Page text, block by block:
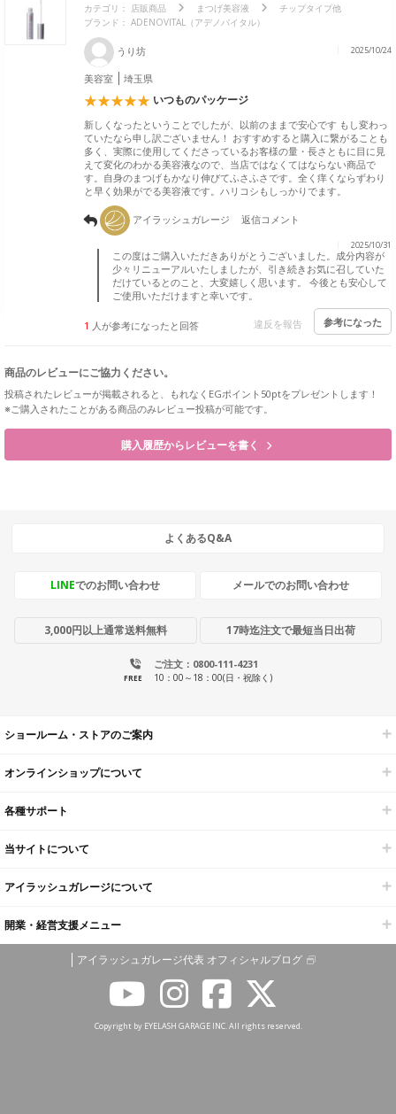
カテゴリ： 店販商品 まつげ美容液
チップタイプ他
ブランド： ADENOVITAL（アデノバイタル）
うり坊 2025/10/24
美容室 埼玉県
いつものパッケージ
新しくなったということでしたが、以前のままで安心です もし変わっ
ていたなら申し訳ございません！ おすすめすると購入に繋がることも
多く、実際に使用してくださっているお客様の量・長さともに目に見
えて変化のわかる美容液なので、当店ではなくてはならない商品で
す。自身のまつげもかなり伸びてふさふさです。全く痒くならずわり
と早く効果がでる美容液です。ハリコシもしっかりでます。
アイラッシュガレージ 返信コメント
2025/10/31
この度はご購入いただきありがとうございました。成分内容が
少々リニューアルいたしましたが、引き続きお気に召していた
だけているとのこと、大変嬉しく思います。 今後とも安心して
ご使用いただけますと幸いです。
1 人が参考になったと回答 違反を報告 参考になった
商品のレビューにご協力ください。
投稿されたレビューが掲載されると、もれなくEGポイント50ptをプレゼントします！
※ご購入されたことがある商品のみレビュー投稿が可能です。
購入履歴からレビューを書く
よくあるQ&A
LINEでのお問い合わせ メールでのお問い合わせ
3,000円以上通常送料無料 17時迄注文で最短当日出荷
ご注文：0800-111-4231
FREE 10：00～18：00(日・祝除く)
ショールーム・ストアのご案内
オンラインショップについて
各種サポート
当サイトについて
アイラッシュガレージについて
開業・経営支援メニュー
アイラッシュガレージ代表 オフィシャルブログ
Copyright by EYELASH GARAGE INC. All rights reserved.